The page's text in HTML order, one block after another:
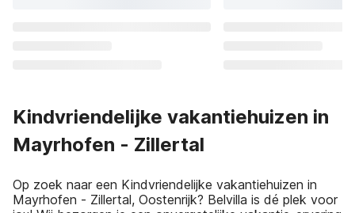
Kindvriendelijke vakantiehuizen in
Mayrhofen - Zillertal
Op zoek naar een Kindvriendelijke vakantiehuizen in
Mayrhofen - Zillertal, Oostenrijk? Belvilla is dé plek voor